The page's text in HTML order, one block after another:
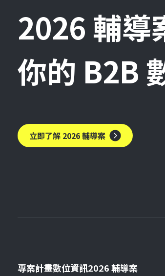
2026 輔導
你的 B2B
立即了解 2026 輔導案
專案計畫數位資訊2026 輔導案